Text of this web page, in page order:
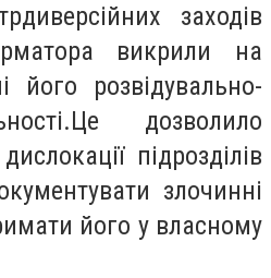
заходів
викрили на
його розвідувально-
дозволило
підрозділів
злочинні
його у власному